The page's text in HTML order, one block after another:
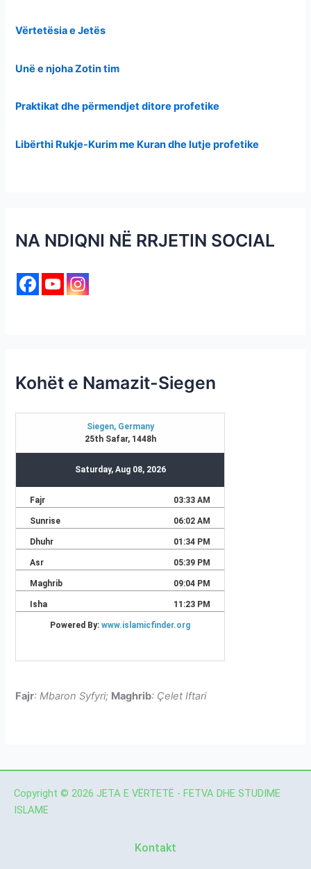
Vërtetësia e Jetës
Unë e njoha Zotin tim
Praktikat dhe përmendjet ditore profetike
Libërthi Rukje-Kurim me Kuran dhe lutje profetike
NA NDIQNI NË RRJETIN SOCIAL
Kohët e Namazit-Siegen
Fajr: Mbaron Syfyri; Maghrib: Çelet Iftari
Copyright © 2026 JETA E VËRTETË - FETVA DHE STUDIME
ISLAME
Kontakt